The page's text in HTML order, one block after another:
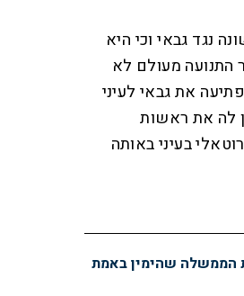
נגד גבאי וכי היא
התנועה מעולם לא
את גבאי לעיני
לה את ראשות
בעיני באותה
את הממשלה שהימין באמת